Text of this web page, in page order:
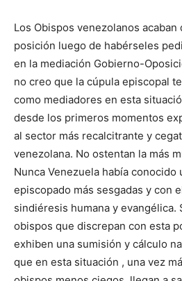
Los Obispos venezolanos acaban
posición luego de habérseles
en la mediación Gobierno-
no creo que la cúpula episcopal
como mediadores en esta
desde los primeros momentos
al sector más recalcitrante y
venezolana. No ostentan la más
Nunca Venezuela había conocido
episcopado más sesgadas y con
sindiéresis humana y evangélica.
obispos que discrepan con esta
exhiben una sumisión y cálculo
que en esta situación , una vez